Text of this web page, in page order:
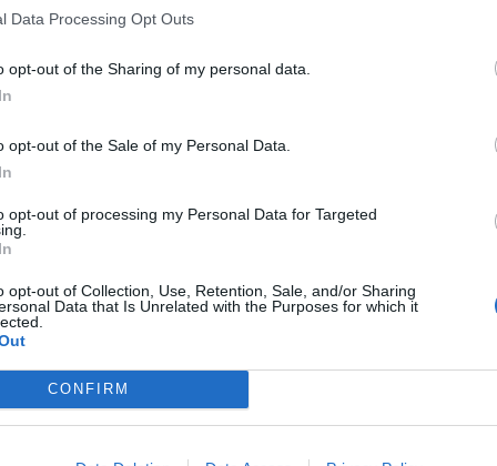
Data Processing Opt Outs
opt-out of the Sharing of my personal data.
opt-out of the Sale of my Personal Data.
opt-out of processing my Personal Data for Targeted
opt-out of Collection, Use, Retention, Sale, and/or Sharing
Data that Is Unrelated with the Purposes for which it
CONFIRM
Τούνελ»: Oι έντεκα δολοφονίες
που συγκλόνισαν το πανελλήνιο, μέσα από το «Φως
αλλά η βαθιά έρευνα της εκπομπής αποκάλυψε
2024 07:21
Νικολούλη: «Μπορείτε να μου δώσετε
Την χρειάζομαι...» (video)